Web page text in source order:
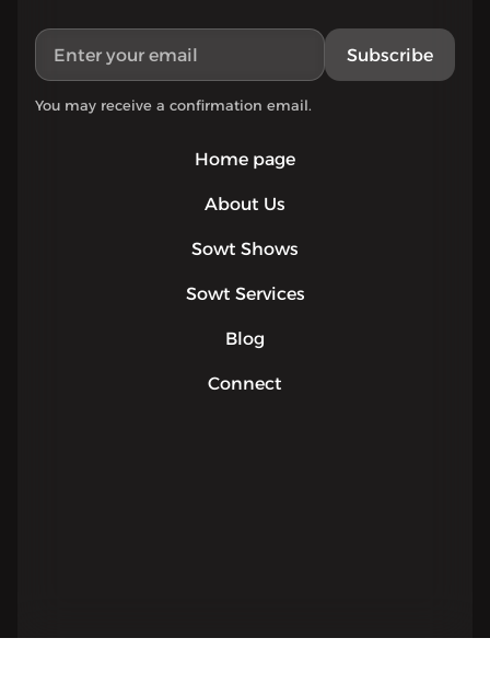
Home page
About Us
Sowt Shows
Sowt Services
Blog
Connect
Subscribe
You may receive a confirmation email.